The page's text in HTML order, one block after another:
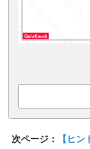
次ページ：
【ヒ